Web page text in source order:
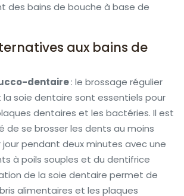
des bains de bouche à base de
aux bains de
dentaire: le brossage régulier
soie dentaire sont essentiels pour
dentaires et les bactéries. Il est
de se brosser les dents au moins
jour pendant deux minutes avec une
à poils souples et du dentifrice
de la soie dentaire permet de
alimentaires et les plaques